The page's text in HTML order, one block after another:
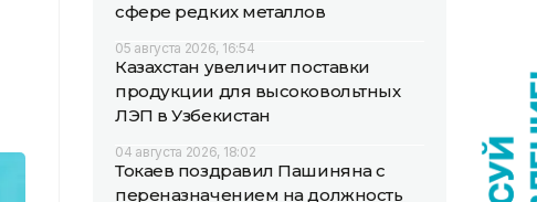
сфере редких металлов
05 августа 2026, 16:54
Казахстан увеличит поставки
продукции для высоковольтных
ЛЭП в Узбекистан
04 августа 2026, 18:02
Токаев поздравил Пашиняна с
переназначением на должность